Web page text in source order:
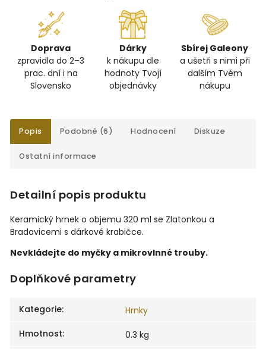
Doprava
zpravidla do 2–3
prac. dní i na
Slovensko
Dárky
k nákupu dle
hodnoty Tvojí
objednávky
Sbírej Galeony
a ušetři s nimi při
dalším Tvém
nákupu
Popis Podobné (6) Hodnocení Diskuze
Ostatní informace
Detailní popis produktu
Keramický hrnek o objemu 320 ml se Zlatonkou a
Bradavicemi s dárkové krabičce.
Nevkládejte do myčky a mikrovlnné trouby.
Doplňkové parametry
Kategorie:
Hrnky
Hmotnost: 0.3 kg